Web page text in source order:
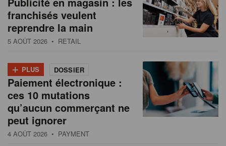
franchisés veulent
reprendre la main
5 AOÛT 2026 • RETAIL
+ PLUS DOSSIER
Paiement électronique :
ces 10 mutations
qu’aucun commerçant ne
peut ignorer
4 AOÛT 2026 • PAYMENT